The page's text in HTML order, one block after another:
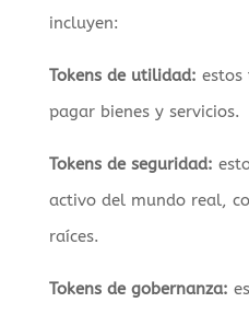
incluyen:
Tokens de utilidad: estos
pagar bienes y servicios.
Tokens de seguridad:
activo del mundo real,
raíces.
Tokens de gobernanza: